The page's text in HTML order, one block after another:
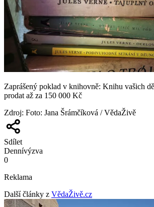
Zaprášený poklad v knihovně: Knihu vašich
prodat až za 150 000 Kč
Zdroj: Foto: Jana Šrámčíková / VědaŽivě
Sdílet
Dennívýzva
0
Reklama
Další články z VědaŽivě.cz